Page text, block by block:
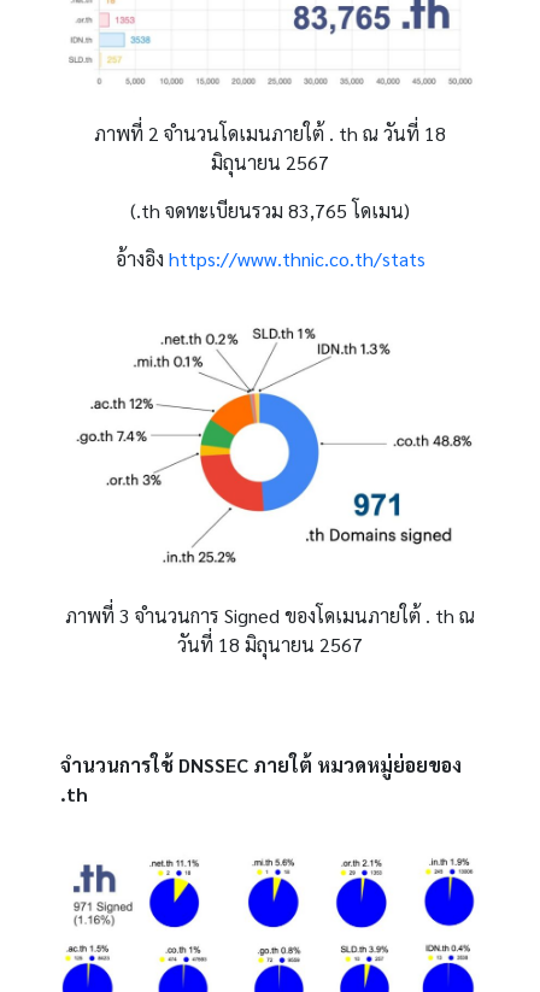
ภาพที่ 2 จำนวนโดเมนภายใต้ . th ณ วันที่ 18
มิถุนายน 2567
(.th จดทะเบียนรวม 83,765 โดเมน)
อ้างอิง https://www.thnic.co.th/stats
ภาพที่ 3 จำนวนการ Signed ของโดเมนภายใต้ . th ณ
วันที่ 18 มิถุนายน 2567
จำนวนการใช้ DNSSEC ภายใต้ หมวดหมู่ย่อยของ
.th